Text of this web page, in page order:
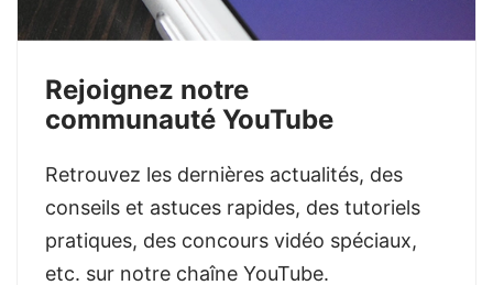
Rejoignez notre
communauté YouTube
Retrouvez les dernières actualités, des
conseils et astuces rapides, des tutoriels
pratiques, des concours vidéo spéciaux,
etc. sur notre chaîne YouTube.